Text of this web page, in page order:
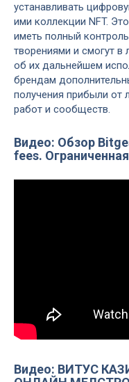
устанавливать
ими коллекции NFT.
иметь полный
творениями и смогут
об их дальнейшем
брендам
получения прибыли от
работ и сообществ.
Видео: Обзор
fees.
Видео: ВИТУС